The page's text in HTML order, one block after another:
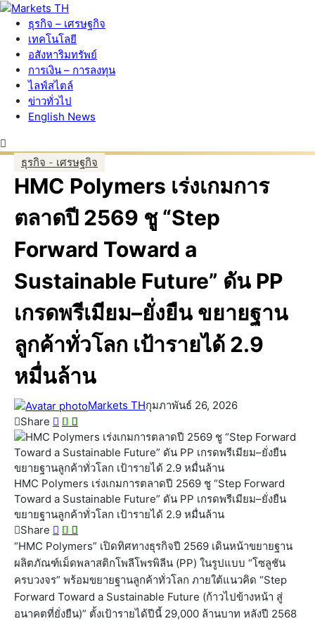
ธุรกิจ – เศรษฐกิจ
เทคโนโลยี
อสังหาริมทรัพย์
การเงิน – การลงทุน
ไลฟ์สไตล์
ข่าวทั่วไป
English News
ธุรกิจ - เศรษฐกิจ
HMC Polymers เร่งเกมการ
ตลาดปี 2569 ชู “Step
Forward Toward a
Sustainable Future” ดัน PP
เกรดพรีเมียม–ยั่งยืน ขยายฐาน
ลูกค้าทั่วโลก เป้ารายได้ 2.9
หมื่นล้าน
Markets THกุมภาพันธ์ 26, 2026
Share
HMC Polymers เร่งเกมการตลาดปี 2569 ชู “Step Forward
Toward a Sustainable Future” ดัน PP เกรดพรีเมียม–ยั่งยืน
ขยายฐานลูกค้าทั่วโลก เป้ารายได้ 2.9 หมื่นล้าน
Share
“HMC Polymers” เปิดทิศทางธุรกิจปี 2569 เดินหน้าขยายฐาน
ผลิตภัณฑ์เม็ดพลาสติกโพลีโพรพิลีน (PP) ในรูปแบบ “โซลูชัน
ครบวงจร” พร้อมขยายฐานลูกค้าทั่วโลก ภายใต้แนวคิด “Step
Forward Toward a Sustainable Future (ก้าวไปข้างหน้า สู่
อนาคตที่ยั่งยืน)” ตั้งเป้ารายได้ปีนี้ 29,000 ล้านบาท หลังปี 2568